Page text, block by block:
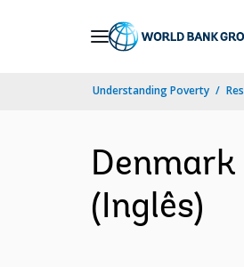
Understanding Poverty
(Inglês)